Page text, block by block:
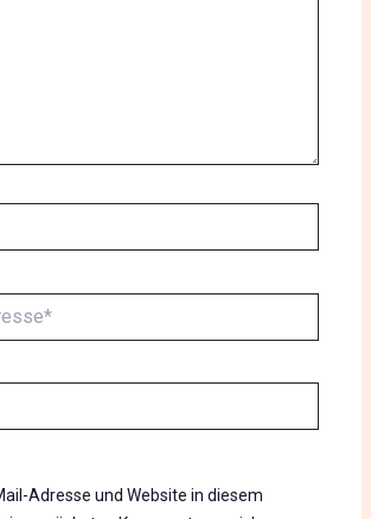
Adresse und Website in diesem